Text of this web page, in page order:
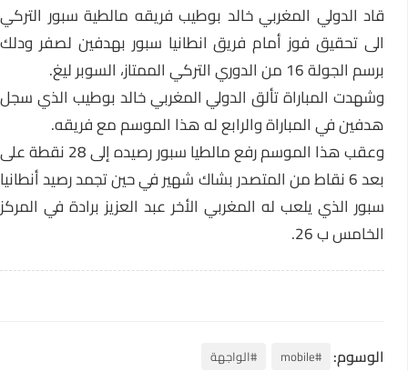
قاد الدولي المغربي خالد بوطيب فريقه مالطية سبور التركي
الى تحقيق فوز أمام فريق انطانيا سبور بهدفين لصفر ودلك
برسم الجولة 16 من الدوري التركي الممتاز، السوبر ليغ.
وشهدت المباراة تألق الدولي المغربي خالد بوطيب الذي سجل
هدفين في المباراة والرابع له هذا الموسم مع فريقه.
وعقب هذا الموسم رفع مالطيا سبور رصيده إلى 28 نقطة على
بعد 6 نقاط من المتصدر بشاك شهير في حين تجمد رصيد أنطانيا
سبور الذي يلعب له المغربي الأخر عبد العزيز برادة في المركز
الخامس ب 26.
الوسوم: #mobile #الواجهة